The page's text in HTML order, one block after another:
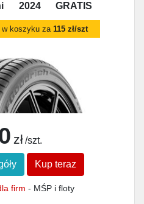
2024 GRATIS
w koszyku za115 zł/szt
zł /szt.
Kup teraz
firm - MŚP i floty